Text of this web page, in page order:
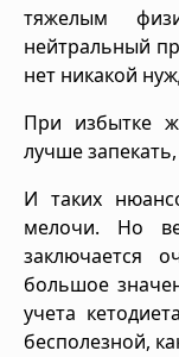
тяжелым
нейтральный
нет никакой
При избытке
лучше
И таких
мелочи. Но
заключается
большое
учета
бесполезной,